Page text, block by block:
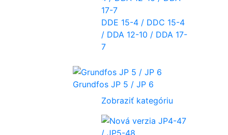
DDE 15-4 / DDC 15-4
/ DDA 12-10 / DDA 17-
7
Grundfos JP 5 / JP 6
Zobraziť kategóriu